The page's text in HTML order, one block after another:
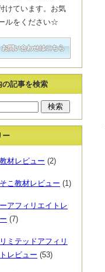
けています。お気
ルをください☆
の記事を検索
ー
材レビュー (2)
こ教材レビュー (1)
アフィリエイトレ
(7)
ミテッドアフィリ
レビュー (53)